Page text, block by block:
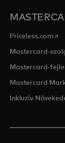
Priceless.com
Mastercard-
Mastercard-
Mastercard
Inkluzív